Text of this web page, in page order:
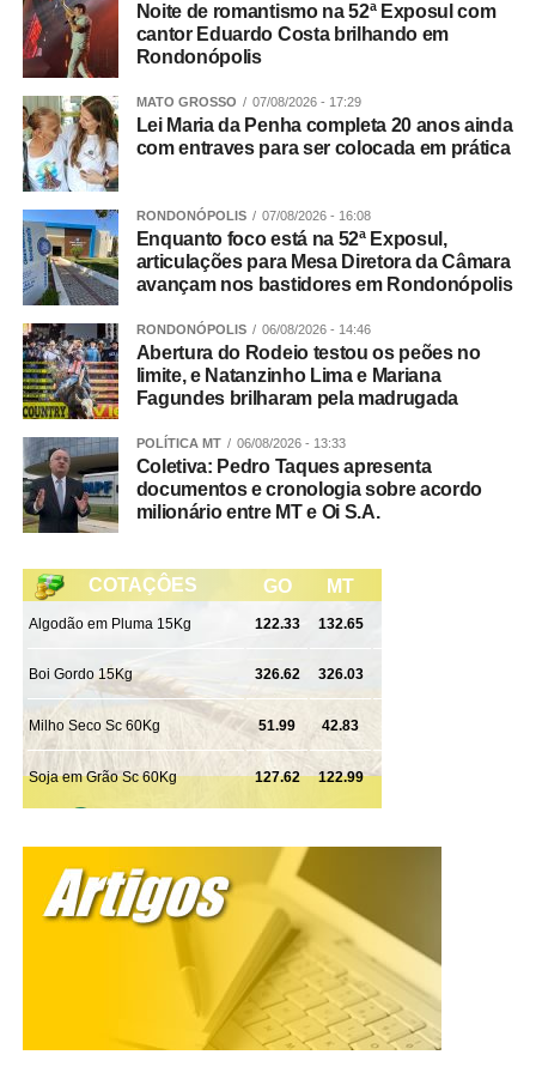
Você disse que somos o estado que melhor aplica a lei
Maria da Penha, mas mesmo assim estamos nesse
ranking de onde mais morrem mulheres. Como explicar
esse paradoxo?
Rosana Leite – Eu explico da seguinte forma: apenas o
Sistema de Justiça não é capaz de resolver tudo. Não é
possível resolver todo esse problema apenas com a
aplicação da lei. Por isso que eu sempre defendo que o
aumento de pena jamais vai resolver a situação. Nós
vivemos em um país que não socializa e não
ressocializa. A ressocialização das pessoas é quase
impossível. Um dia cumprindo pena em uma cadeia do
Brasil é horrível. Nós precisamos trabalhar a prevenção.
A Ultima Ratio do Sistema de Justiça {expressão em latim
que significa Último Recurso no Direito Penal} é a prisão
do agressor, mas o aumento de pena não resolve. Hoje o
feminicídio e o vicaricídio {crime em que o agressor mata
uma pessoa próxima a uma mulher, como filhos, pais ou
objetivo exclusivo de causar sofrimento eterno, punir ou
que são de 20 a 40 anos de prisão, mas somente isso
não resolve.
E como você analisa os projetos de lei que ensinam
mulheres a se defender com lutas, aulas de tiro e até
mesmo os que liberam o uso de spray de pimenta?
efetiva. Em uma luta corporal, por exemplo, fatalmente
uma mulher perde. Se tem algo que nós somos diferentes
é na nossa estrutura física. Imagina o spray de pimenta
na mão de uma pessoa que não sabe usar, uma arma na
mão de quem não sabe manusear? “Ah, mas nós vamos
dar curso. Vamos ensinar a usar”. Mas e a estrutura física,
onde fica? Aí eu volto na questão da luta corporal. Em
Noite de romantismo na 52ª Exposul com
cantor Eduardo Costa brilhando em
Rondonópolis
MATO GROSSO 07/08/2026 - 17:29
Lei Maria da Penha completa 20 anos ainda
com entraves para ser colocada em prática
RONDONÓPOLIS 07/08/2026 - 16:08
Enquanto foco está na 52ª Exposul,
articulações para Mesa Diretora da Câmara
avançam nos bastidores em Rondonópolis
RONDONÓPOLIS 06/08/2026 - 14:46
Abertura do Rodeio testou os peões no
limite, e Natanzinho Lima e Mariana
Fagundes brilharam pela madrugada
POLÍTICA MT 06/08/2026 - 13:33
Coletiva: Pedro Taques apresenta
documentos e cronologia sobre acordo
milionário entre MT e Oi S.A.